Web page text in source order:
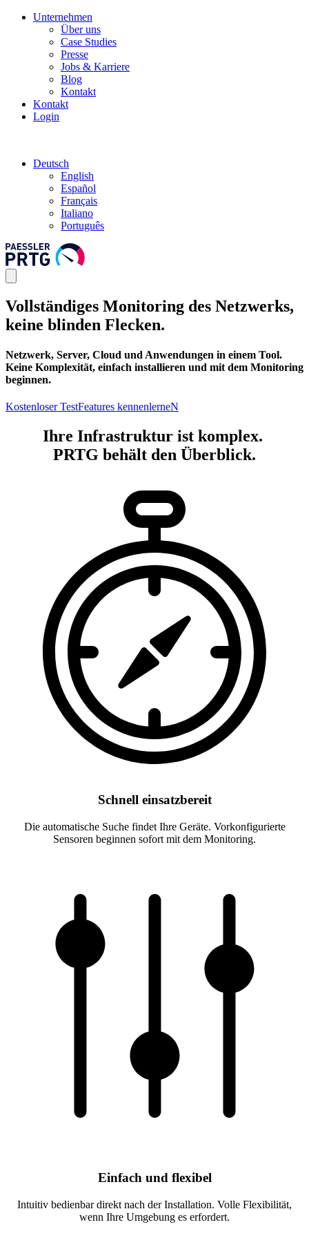
Unternehmen
Über uns
Case Studies
Presse
Jobs & Karriere
Blog
Kontakt
Kontakt
Login
Deutsch
English
Español
Français
Italiano
Português
Vollständiges Monitoring des Netzwerks,
keine blinden Flecken.
Netzwerk, Server, Cloud und Anwendungen in einem Tool.
Keine Komplexität, einfach installieren und mit dem Monitoring
beginnen.
Kostenloser TestFeatures kennenlerneN
Ihre Infrastruktur ist komplex.
PRTG behält den Überblick.
Schnell einsatzbereit
Die automatische Suche findet Ihre Geräte. Vorkonfigurierte
Sensoren beginnen sofort mit dem Monitoring.
Einfach und flexibel
Intuitiv bedienbar direkt nach der Installation. Volle Flexibilität,
wenn Ihre Umgebung es erfordert.